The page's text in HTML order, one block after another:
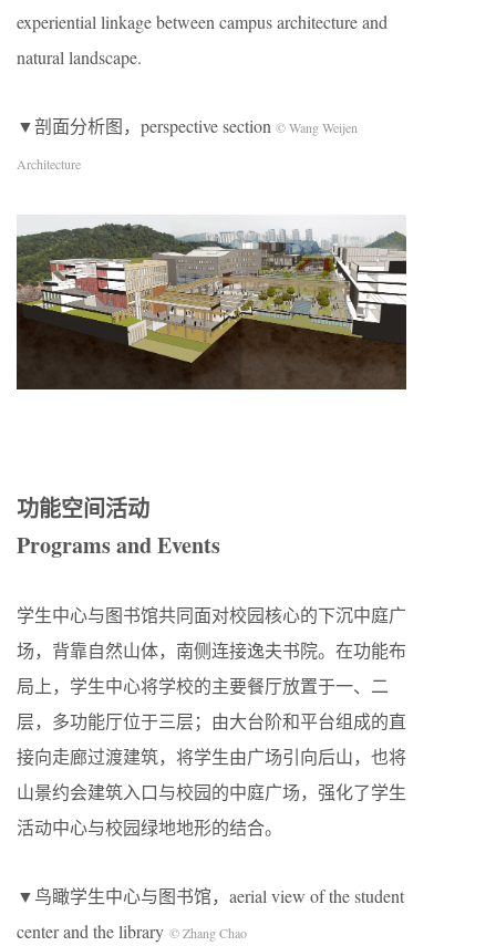
experiential linkage between campus architecture and
natural landscape.
▼剖面分析图，perspective section © Wang Weijen
Architecture
功能空间活动
Programs and Events
学生中心与图书馆共同面对校园核心的下沉中庭广
场，背靠自然山体，南侧连接逸夫书院。在功能布
局上，学生中心将学校的主要餐厅放置于一、二
层，多功能厅位于三层；由大台阶和平台组成的直
接向走廊过渡建筑，将学生由广场引向后山，也将
山景约会建筑入口与校园的中庭广场，强化了学生
活动中心与校园绿地地形的结合。
▼鸟瞰学生中心与图书馆，aerial view of the student
center and the library © Zhang Chao